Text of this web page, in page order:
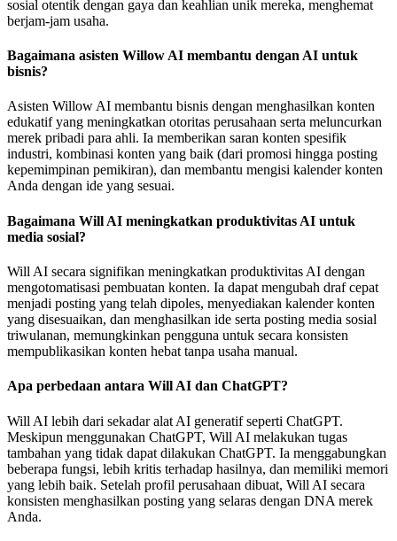
sosial otentik dengan gaya dan keahlian unik mereka, menghemat
berjam-jam usaha.
Bagaimana asisten Willow AI membantu dengan AI untuk
bisnis?
Asisten Willow AI membantu bisnis dengan menghasilkan konten
edukatif yang meningkatkan otoritas perusahaan serta meluncurkan
merek pribadi para ahli. Ia memberikan saran konten spesifik
industri, kombinasi konten yang baik (dari promosi hingga posting
kepemimpinan pemikiran), dan membantu mengisi kalender konten
Anda dengan ide yang sesuai.
Bagaimana Will AI meningkatkan produktivitas AI untuk
media sosial?
Will AI secara signifikan meningkatkan produktivitas AI dengan
mengotomatisasi pembuatan konten. Ia dapat mengubah draf cepat
menjadi posting yang telah dipoles, menyediakan kalender konten
yang disesuaikan, dan menghasilkan ide serta posting media sosial
triwulanan, memungkinkan pengguna untuk secara konsisten
mempublikasikan konten hebat tanpa usaha manual.
Apa perbedaan antara Will AI dan ChatGPT?
Will AI lebih dari sekadar alat AI generatif seperti ChatGPT.
Meskipun menggunakan ChatGPT, Will AI melakukan tugas
tambahan yang tidak dapat dilakukan ChatGPT. Ia menggabungkan
beberapa fungsi, lebih kritis terhadap hasilnya, dan memiliki memori
yang lebih baik. Setelah profil perusahaan dibuat, Will AI secara
konsisten menghasilkan posting yang selaras dengan DNA merek
Anda.